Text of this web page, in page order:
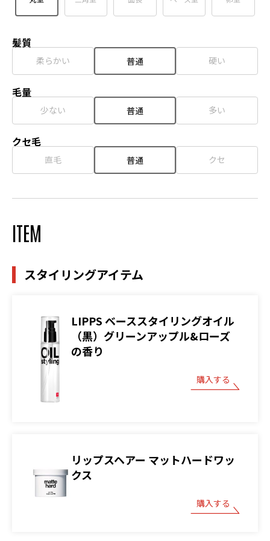
髪質
柔らかい 普通 硬い
毛量
少ない 普通 多い
クセ毛
直毛 普通 クセ
ITEM
スタイリングアイテム
LIPPS ベーススタイリングオイル
（黒）グリーンアップル&ローズ
の香り
購入する
リップスヘアー マットハードワッ
クス
購入する